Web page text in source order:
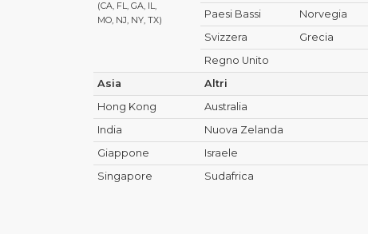
(CA, FL, GA, IL,
MO, NJ, NY, TX)
Paesi Bassi
Norvegia
Svizzera
Grecia
Regno Unito
Asia
Altri
Hong Kong
Australia
India
Nuova Zelanda
Giappone
Israele
Singapore
Sudafrica